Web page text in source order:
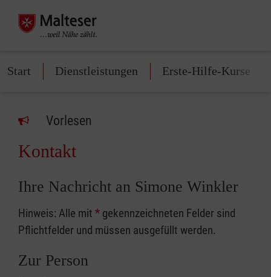
Start Dienstleistungen Erste-Hilfe-Kurse
Vorlesen
Kontakt
Ihre Nachricht an Simone Winkler
Hinweis: Alle mit * gekennzeichneten Felder sind
Pflichtfelder und müssen ausgefüllt werden.
Zur Person